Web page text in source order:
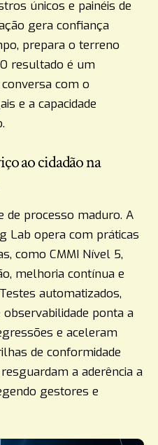
únicos e painéis de
gera confiança
prepara o terreno
resultado é um
com o
e a capacidade
ao cidadão na
de processo maduro. A
Lab opera com práticas
como CMMI Nível 5,
melhoria contínua e
automatizados,
ponta a
e aceleram
de conformidade
a aderência a
gestores e